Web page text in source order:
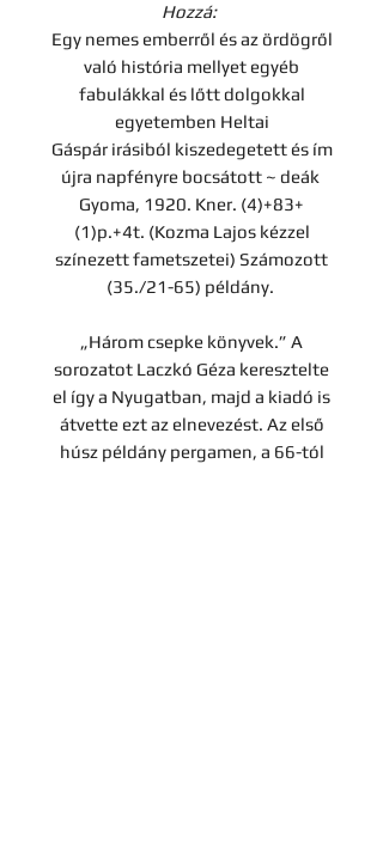
Hozzá:
Egy nemes emberről és az ördögről
való história mellyet egyéb
fabulákkal és lőtt dolgokkal
egyetemben Heltai
Gáspár irásiból kiszedegetett és ím
újra napfényre bocsátott ~ deák
Gyoma, 1920. Kner. (4)+83+
(1)p.+4t. (Kozma Lajos kézzel
színezett fametszetei) Számozott
(35./21-65) példány.
„Három csepke könyvek.” A
sorozatot Laczkó Géza keresztelte
el így a Nyugatban, majd a kiadó is
átvette ezt az elnevezést. Az első
húsz példány pergamen, a 66-tól